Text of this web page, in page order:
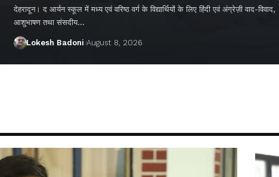
देहरादून। द आर्यन स्कूल में मध्य एवं वरिष्ठ वर्ग के विद्यार्थियों के लिए हिंदी एवं अंग्रेज़ी वाद-विवाद,
आशुभाषण तथा संसदीय…
Lokesh Badoni August 8, 2026